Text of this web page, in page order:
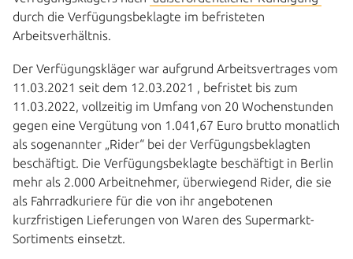
durch die Verfügungsbeklagte im befristeten
Arbeitsverhältnis.
Der Verfügungskläger war aufgrund Arbeitsvertrages vom
11.03.2021 seit dem 12.03.2021 , befristet bis zum
11.03.2022, vollzeitig im Umfang von 20 Wochenstunden
gegen eine Vergütung von 1.041,67 Euro brutto monatlich
als sogenannter „Rider“ bei der Verfügungsbeklagten
beschäftigt. Die Verfügungsbeklagte beschäftigt in Berlin
mehr als 2.000 Arbeitnehmer, überwiegend Rider, die sie
als Fahrradkuriere für die von ihr angebotenen
kurzfristigen Lieferungen von Waren des Supermarkt-
Sortiments einsetzt.